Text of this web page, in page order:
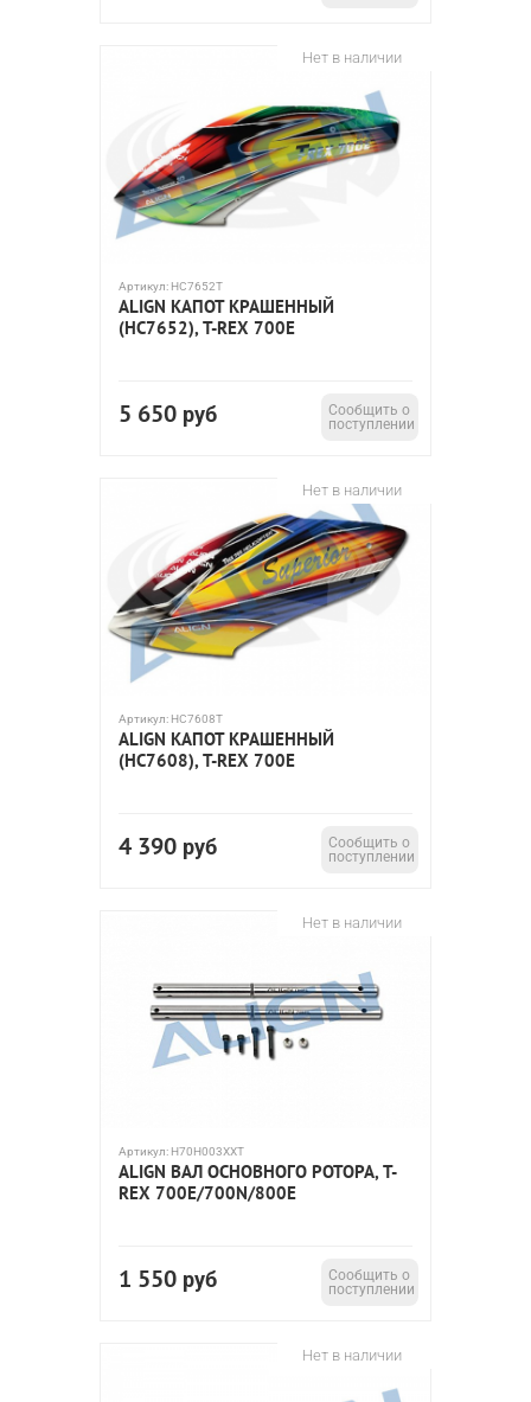
Нет в наличии
Артикул: HC7652T
ALIGN КАПОТ КРАШЕННЫЙ
(HC7652), T-REX 700E
5 650 руб
Сообщить о
поступлении
Нет в наличии
Артикул: HC7608T
ALIGN КАПОТ КРАШЕННЫЙ
(HC7608), T-REX 700E
4 390 руб
Сообщить о
поступлении
Нет в наличии
Артикул: H70H003XXT
ALIGN ВАЛ ОСНОВНОГО РОТОРА, T-
REX 700E/700N/800E
1 550 руб
Сообщить о
поступлении
Нет в наличии